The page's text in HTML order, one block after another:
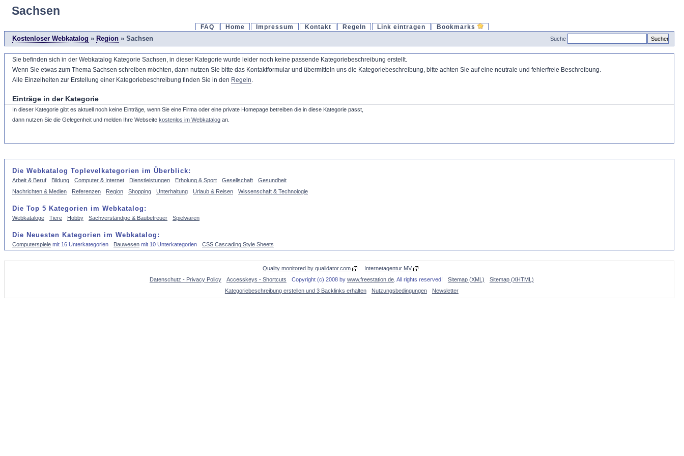
Sachsen
FAQ Home Impressum Kontakt Regeln Link eintragen Bookmarks
Kostenloser Webkatalog » Region » Sachsen Suche
Sie befinden sich in der Webkatalog Kategorie Sachsen, in dieser Kategorie wurde leider noch keine passende Kategoriebeschreibung erstellt.
Wenn Sie etwas zum Thema Sachsen schreiben möchten, dann nutzen Sie bitte das Kontaktformular und übermitteln uns die Kategoriebeschreibung, bitte achten Sie auf eine neutrale und fehlerfreie Beschreibung.
Alle Einzelheiten zur Erstellung einer Kategoriebeschreibung finden Sie in den Regeln
Einträge in der Kategorie
In dieser Kategorie gibt es aktuell noch keine Einträge, wenn Sie eine Firma oder eine private Homepage betreiben die in diese Kategorie passt,
dann nutzen Sie die Gelegenheit und melden Ihre Webseite kostenlos im Webkatalog an.
Die Webkatalog Toplevelkategorien im Überblick:
Arbeit & Beruf Bildung Computer & Internet Dienstleistungen Erholung & Sport Gesellschaft
Gesundheit
Nachrichten & Medien
Referenzen Region Shopping Unterhaltung Urlaub & Reisen Wissenschaft & Technologie
Die Top 5 Kategorien im Webkatalog:
Webkataloge Tiere Hobby Sachverständige & Baubetreuer Spielwaren
Die Neuesten Kategorien im Webkatalog:
Computerspiele mit 16 Unterkategorien Bauwesen mit 10 Unterkategorien CSS Cascading Style Sheets
Quality monitored by qualidator.com
Internetagentur MV
Datenschutz - Privacy Policy
Accesskeys - Shortcuts Copyright (c) 2008 by www.freestation.de. All rights reserved! Sitemap (XML)
Sitemap (XHTML)
Kategoriebeschreibung erstellen und 3 Backlinks erhalten
Nutzungsbedingungen Newsletter